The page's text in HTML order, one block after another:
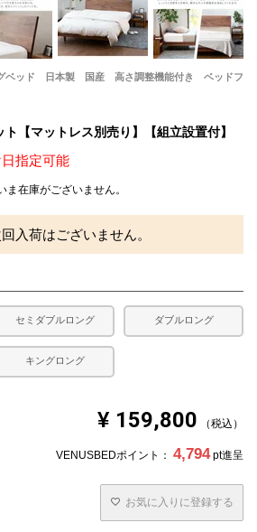
ベッド 日本製 国産 高さ調整機能付き ベッドフ
【マットレス別売り】【組立設置付】
指定可能
在庫がございません。
入荷はございません。
セミダブルロング ダブルロング
キングロング
¥ 159,800 税込
VENUSBEDポイント： 4,794 pt進呈
お気に入りに登録する